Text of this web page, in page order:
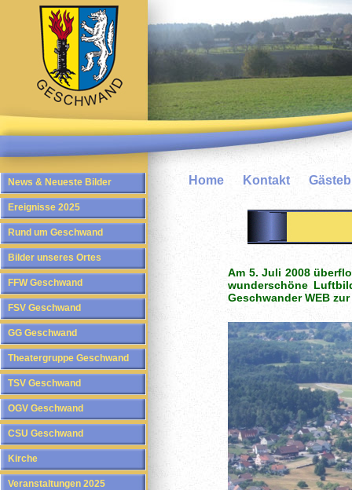
News & Neueste Bilder
Ereignisse 2025
Rund um Geschwand
Bilder unseres Ortes
FFW Geschwand
FSV Geschwand
GG Geschwand
Theatergruppe Geschwand
TSV Geschwand
OGV Geschwand
CSU Geschwand
Kirche
Veranstaltungen 2025
Home Kontakt
Am 5. Juli 2008
wunderschöne
Geschwander WEB